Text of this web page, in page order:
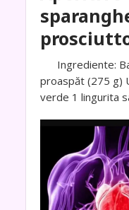
Ingrediente:
proaspăt (275 g)
verde 1 lingurita